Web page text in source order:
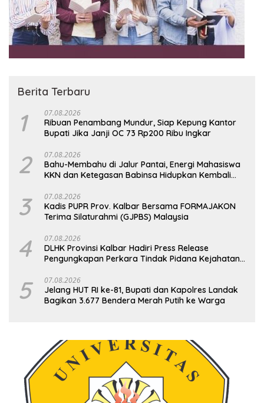
Berita Terbaru
1 07.08.2026
Ribuan Penambang Mundur, Siap Kepung Kantor
Bupati Jika Janji OC 73 Rp200 Ribu Ingkar
2 07.08.2026
Bahu-Membahu di Jalur Pantai, Energi Mahasiswa
KKN dan Ketegasan Babinsa Hidupkan Kembali
3 07.08.2026
Kadis PUPR Prov. Kalbar Bersama FORMAJAKON
Terima Silaturahmi (GJPBS) Malaysia
4 07.08.2026
DLHK Provinsi Kalbar Hadiri Press Release
Pengungkapan Perkara Tindak Pidana Kejahatan
5 07.08.2026
Jelang HUT RI ke-81, Bupati dan Kapolres Landak
Bagikan 3.677 Bendera Merah Putih ke Warga